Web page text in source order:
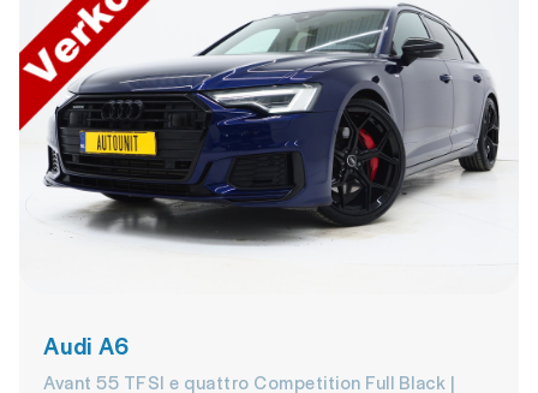
Audi A6
Avant 55 TFSI e quattro Competition Full Black |